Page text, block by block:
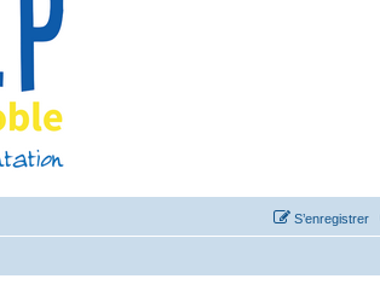
S’enregistrer